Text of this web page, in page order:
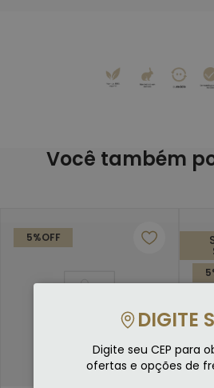
DIGITE
Digite seu CEP para
ofertas e opções de
Você também
5%OFF